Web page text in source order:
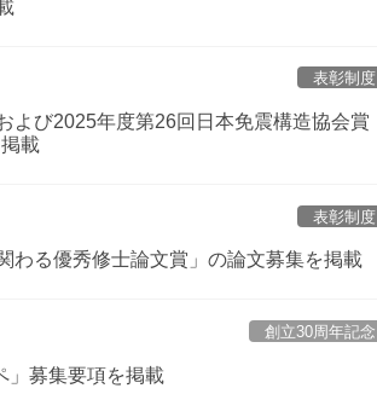
表彰制度
よび2025年度第26回日本免震構造協会賞
載
表彰制度
わる優秀修士論文賞」の論文募集を掲載
創立30周年記念
」募集要項を掲載